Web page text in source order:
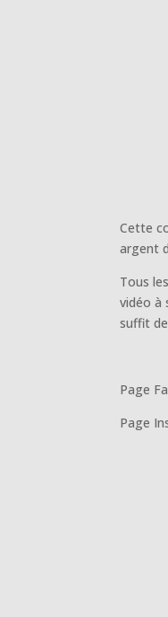
Cette
argent
Tous
vidéo à
suffit
Page
Page